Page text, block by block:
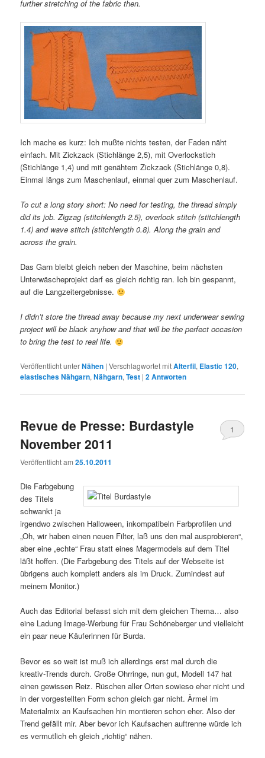
further stretching of the fabric then.
Ich mache es kurz: Ich mußte nichts testen, der Faden näht
einfach. Mit Zickzack (Stichlänge 2,5), mit Overlockstich
(Stichlänge 1,4) und mit genähtem Zickzack (Stichlänge 0,8).
Einmal längs zum Maschenlauf, einmal quer zum Maschenlauf.
To cut a long story short: No need for testing, the thread simply
did its job. Zigzag (stitchlength 2.5), overlock stitch (stitchlength
1.4) and wave stitch (stitchlength 0.8). Along the grain and
across the grain.
Das Garn bleibt gleich neben der Maschine, beim nächsten
Unterwäscheprojekt darf es gleich richtig ran. Ich bin gespannt,
auf die Langzeitergebnisse.
I didn’t store the thread away because my next underwear sewing
project will be black anyhow and that will be the perfect occasion
to bring the test to real life.
Veröffentlicht unterNähen |Verschlagwortet mitAlterfil, Elastic 120,
elastisches Nähgarn,Nähgarn,Test |2Antworten
Revue de Presse: Burdastyle
November 2011
Veröffentlicht am25.10.2011
1
Die Farbgebung
des Titels
schwankt ja
irgendwo zwischen Halloween, inkompatibeln Farbprofilen und
„Oh, wir haben einen neuen Filter, laß uns den mal ausprobieren“,
aber eine „echte“ Frau statt eines Magermodels auf dem Titel
läßt hoffen. (Die Farbgebung des Titels auf der Webseite ist
übrigens auch komplett anders als im Druck. Zumindest auf
meinem Monitor.)
Auch das Editorial befasst sich mit dem gleichen Thema… also
eine Ladung Image-Werbung für Frau Schöneberger und vielleicht
ein paar neue Käuferinnen für Burda.
Bevor es so weit ist muß ich allerdings erst mal durch die
kreativ-Trends durch. Große Ohrringe, nun gut, Modell 147 hat
einen gewissen Reiz. Rüschen aller Orten sowieso eher nicht und
in der vorgestellten Form schon gleich gar nicht. Ärmel im
Materialmix an Kaufsachen hin montieren schon eher. Also der
Trend gefällt mir. Aber bevor ich Kaufsachen auftrenne würde ich
es vermutlich eh gleich „richtig“ nähen.